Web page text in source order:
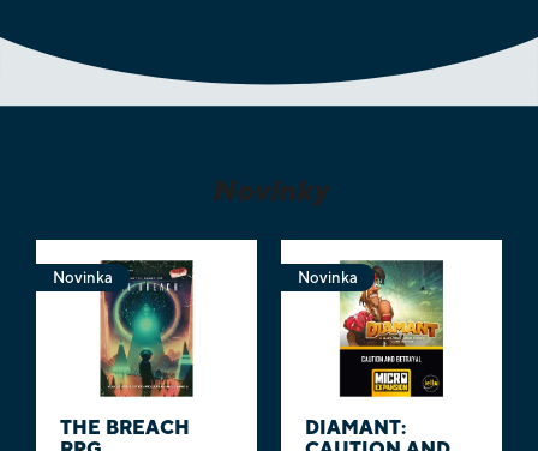
Novinky
Novinka
THE BREACH
Novinka
DIAMANT: